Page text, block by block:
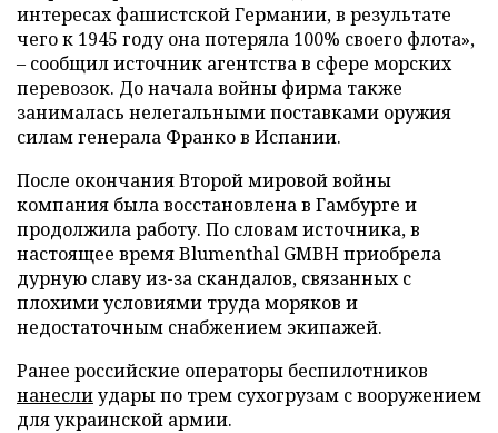
интересах фашистской Германии, в результате
чего к 1945 году она потеряла 100% своего флота»,
– сообщил источник агентства в сфере морских
перевозок. До начала войны фирма также
занималась нелегальными поставками оружия
силам генерала Франко в Испании.
После окончания Второй мировой войны
компания была восстановлена в Гамбурге и
продолжила работу. По словам источника, в
настоящее время Blumenthal GMBH приобрела
дурную славу из-за скандалов, связанных с
плохими условиями труда моряков и
недостаточным снабжением экипажей.
Ранее российские операторы беспилотников
нанеслиудары по трем сухогрузам с вооружением
для украинской армии.